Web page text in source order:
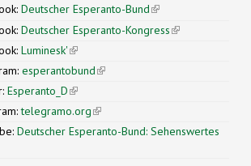
Deutscher Esperanto-Bund(link is
external)
Deutscher Esperanto-Kongress(link is
Luminesk'(link is external)
esperantobund(link is external)
Esperanto_D(link is external)
telegramo.org(link is external)
Deutscher Esperanto-Bund: Sehenswertes